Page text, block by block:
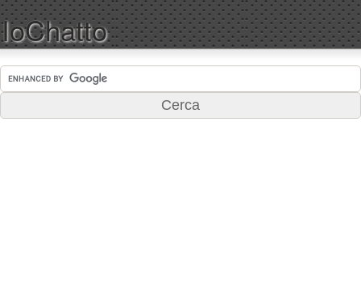
IoChatto